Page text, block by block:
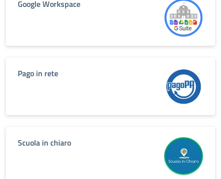
Google Workspace
Pago in rete
Scuola in chiaro